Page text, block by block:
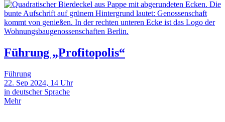
Führung „Profitopolis“
Führung
22. Sep 2024, 14 Uhr
in deutscher Sprache
Mehr